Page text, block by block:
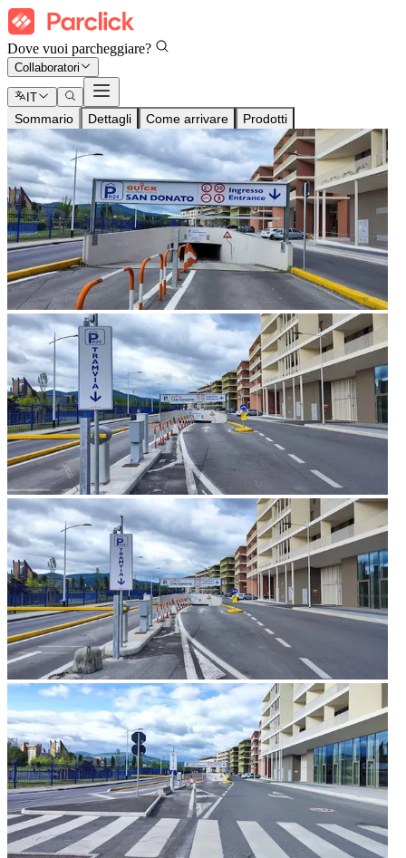
Dove vuoi parcheggiare?
Collaboratori
IT
Sommario Dettagli Come arrivare Prodotti